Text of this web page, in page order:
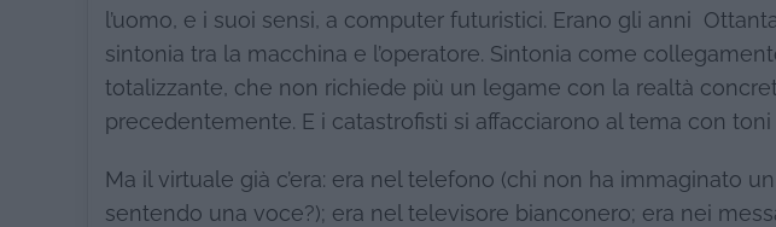
l’uomo, e i suoi sensi, a computer futuristici. Erano gli anni
sintonia tra la macchina e l’operatore. Sintonia come
totalizzante, che non richiede più un legame con la realtà
precedentemente. E i catastrofisti si affacciarono al tema con toni
Ma il virtuale già c’era: era nel telefono (chi non ha immaginato
sentendo una voce?); era nel televisore bianconero; era nei